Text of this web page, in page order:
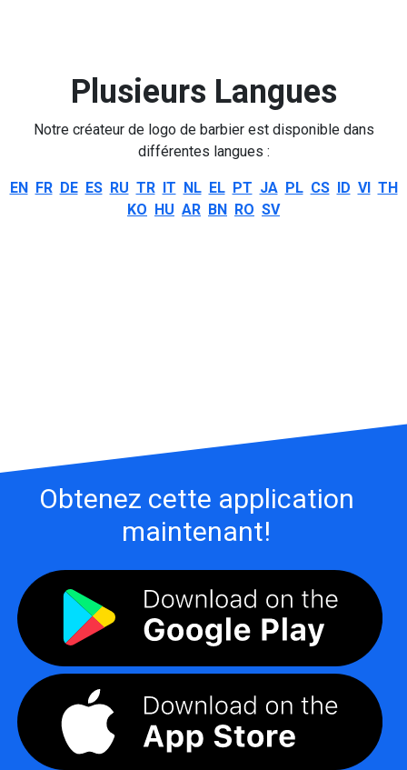
Plusieurs Langues
Notre créateur de logo de barbier est disponible dans
différentes langues :
EN FR DE ES RU TR IT NL EL PT JA PL CS ID VI TH
KO HU AR BN RO SV
Obtenez cette application
maintenant!